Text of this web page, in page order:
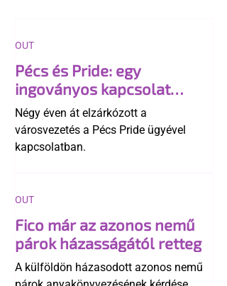
Pécs és Pride: egy
ingoványos kapcsolat
története
Négy éven át elzárkózott a
városvezetés a Pécs Pride ügyével
kapcsolatban.
OUT
Fico már az azonos nemű
párok házasságától retteg
A külföldön házasodott azonos nemű
OUT